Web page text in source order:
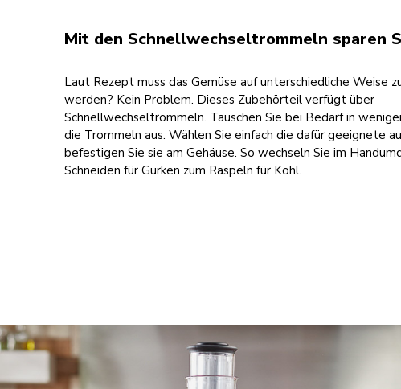
Mit den Schnellwechseltrommeln sparen
Laut Rezept muss das Gemüse auf unterschiedliche Weise
werden? Kein Problem. Dieses Zubehörteil verfügt über
Schnellwechseltrommeln. Tauschen Sie bei Bedarf in
die Trommeln aus. Wählen Sie einfach die dafür geeignete
befestigen Sie sie am Gehäuse. So wechseln Sie im
Schneiden für Gurken zum Raspeln für Kohl.